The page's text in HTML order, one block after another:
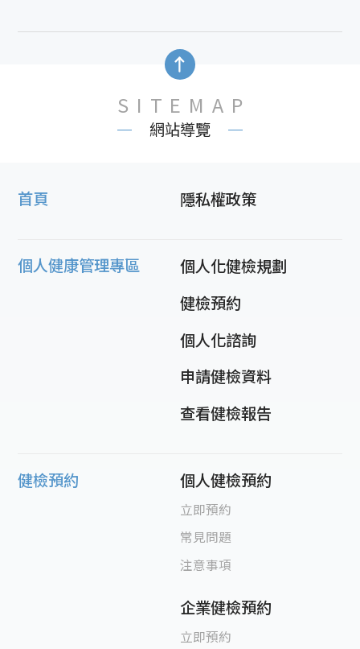
SITEMAP
網站導覽
首頁 隱私權政策
個人健康管理專區
個人化健檢規劃
健檢預約
個人化諮詢
申請健檢資料
查看健檢報告
健檢預約 個人健檢預約
立即預約
常見問題
注意事項
企業健檢預約
立即預約